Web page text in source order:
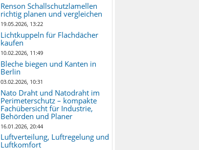
Renson Schallschutzlamellen
richtig planen und vergleichen
19.05.2026, 13:22
Lichtkuppeln für Flachdächer
kaufen
10.02.2026, 11:49
Bleche biegen und Kanten in
Berlin
03.02.2026, 10:31
Nato Draht und Natodraht im
Perimeterschutz – kompakte
Fachübersicht für Industrie,
Behörden und Planer
16.01.2026, 20:44
Luftverteilung, Luftregelung und
Luftkomfort